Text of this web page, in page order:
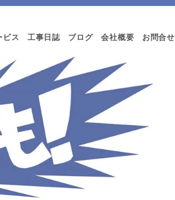
ビス 工事日誌 ブログ 会社概要 お問合せ